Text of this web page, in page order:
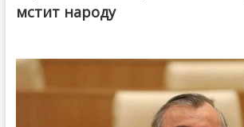
мстит народу